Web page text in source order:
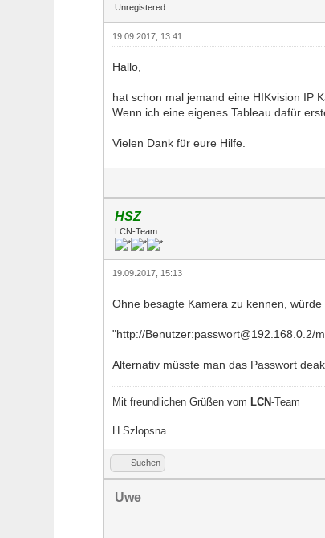
Unregistered
19.09.2017, 13:41
Hallo,
hat schon mal jemand eine HIKvision IP
Wenn ich eine eigenes Tableau dafür
Vielen Dank für eure Hilfe.
HSZ
LCN-Team
19.09.2017, 15:13
Ohne besagte Kamera zu kennen,
"http://Benutzer:passwort@192.168.0.2/
Alternativ müsste man das Passwort
Mit freundlichen Grüßen vom LCN-Team
H.Szlopsna
Suchen
Uwe